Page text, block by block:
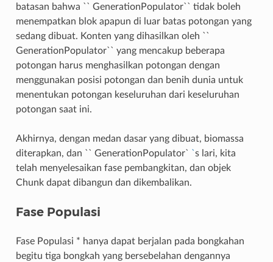
batasan bahwa `` GenerationPopulator`` tidak boleh
menempatkan blok apapun di luar batas potongan yang
sedang dibuat. Konten yang dihasilkan oleh ``
GenerationPopulator`` yang mencakup beberapa
potongan harus menghasilkan potongan dengan
menggunakan posisi potongan dan benih dunia untuk
menentukan potongan keseluruhan dari keseluruhan
potongan saat ini.
Akhirnya, dengan medan dasar yang dibuat, biomassa
diterapkan, dan `` GenerationPopulator` `s lari, kita
telah menyelesaikan fase pembangkitan, dan objek
Chunk dapat dibangun dan dikembalikan.
Fase Populasi
Fase Populasi * hanya dapat berjalan pada bongkahan
begitu tiga bongkah yang bersebelahan dengannya